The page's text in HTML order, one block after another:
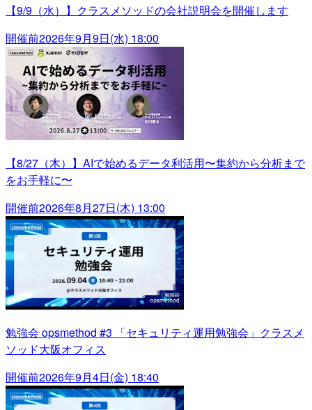
【9/9（水）】クラスメソッドの会社説明会を開催します
開催前2026年9月9日(水) 18:00
【8/27（木）】AIで始めるデータ利活用〜集約から分析まで
をお手軽に〜
開催前2026年8月27日(木) 13:00
勉強会 opsmethod #3 「セキュリティ運用勉強会」クラスメ
ソッド大阪オフィス
開催前2026年9月4日(金) 18:40